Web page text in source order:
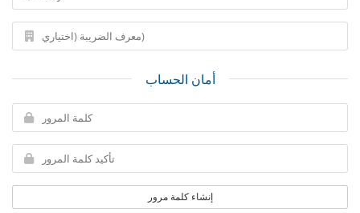
أمان الحساب
إنشاء كلمة مرور